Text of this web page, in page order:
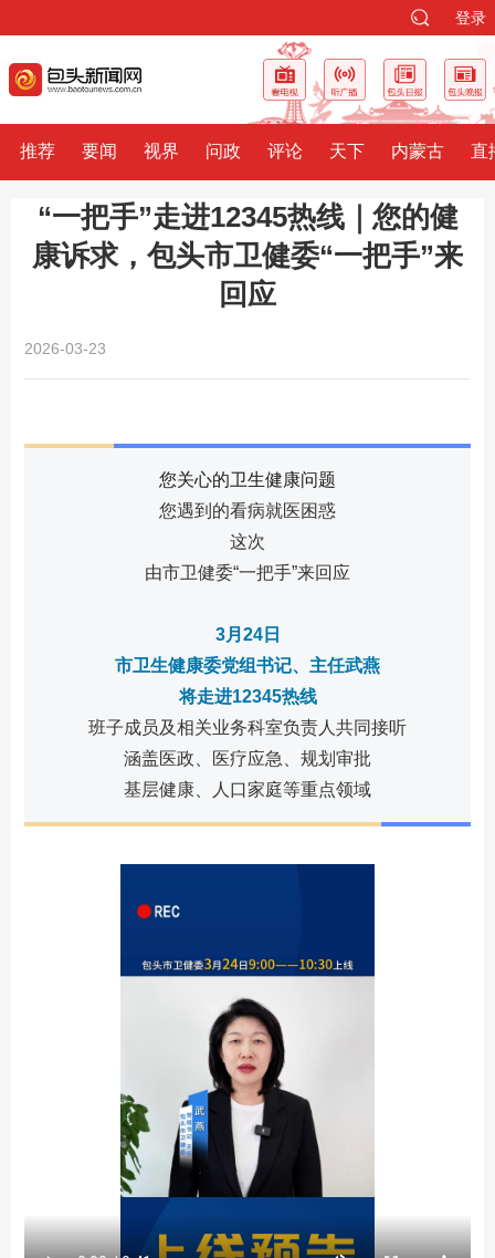
登录
推荐 要闻 视界 问政 评论 天下 内蒙古 直
“一把手”走进12345热线｜您的健
康诉求，包头市卫健委“一把手”来
回应
2026-03-23
您关心的卫生健康问题
您遇到的看病就医困惑
这次
由市卫健委“一把手”来回应
3月24日
市卫生健康委党组书记、主任武燕
将走进12345热线
班子成员及相关业务科室负责人共同接听
涵盖医政、医疗应急、规划审批
基层健康、人口家庭等重点领域